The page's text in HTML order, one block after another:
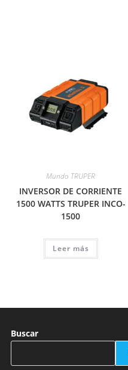
Mundo TRUPER
INVERSOR DE CORRIENTE
1500 WATTS TRUPER INCO-
1500
Leer más
Buscar